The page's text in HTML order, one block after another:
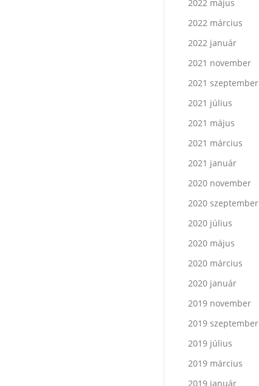
2022 május
2022 március
2022 január
2021 november
2021 szeptember
2021 július
2021 május
2021 március
2021 január
2020 november
2020 szeptember
2020 július
2020 május
2020 március
2020 január
2019 november
2019 szeptember
2019 július
2019 március
2019 január